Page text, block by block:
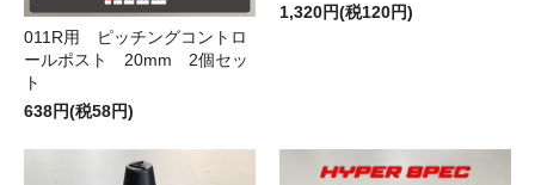
011R用 ピッチングコントロ
ールポスト 20mm 2個セッ
ト
638円(税58円)
1,320円(税120円)